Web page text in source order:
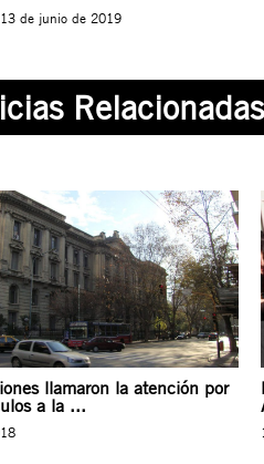
13 de junio de 2019
Relacionadas
llamaron la atención por
a la ...